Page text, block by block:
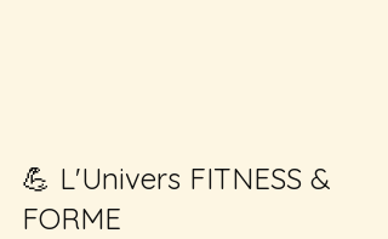
💪 L'Univers FITNESS &
FORME